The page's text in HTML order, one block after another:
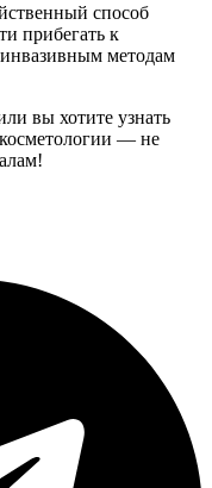
способ
прибегать к
методам
вы хотите узнать
— не